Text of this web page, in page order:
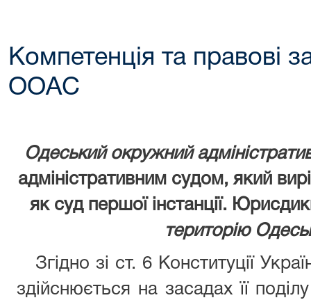
Компетенція та правові
ООАС
Одеський окружний
адміністративним судом, який
як суд першої інстанції.
територію
Згідно зі ст. 6 Конституції
здійснюється на засадах її